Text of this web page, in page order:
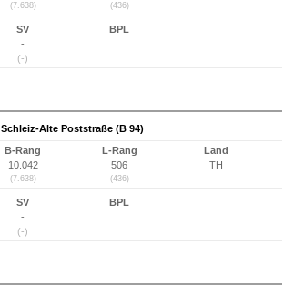
(7.638) (436)
SV
-
(-)
BPL
Alte Poststraße (B 94)
B-Rang
10.042
(7.638)
L-Rang
506
(436)
Land
TH
SV
-
(-)
BPL